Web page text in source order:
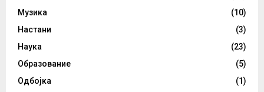
Музика
(10)
Настани
(3)
Наука
(23)
Образование
(5)
Одбојка
(1)